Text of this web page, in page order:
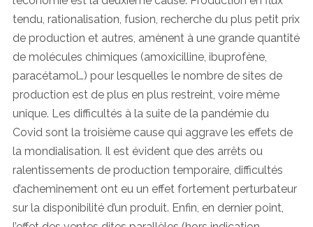
tendu, rationalisation, fusion, recherche du plus petit prix
de production et autres, amènent à une grande quantité
de molécules chimiques (amoxicilline, ibuprofène,
paracétamol…) pour lesquelles le nombre de sites de
production est de plus en plus restreint, voire même
unique. Les difficultés à la suite de la pandémie du
Covid sont la troisième cause qui aggrave les effets de
la mondialisation. Il est évident que des arrêts ou
ralentissements de production temporaire, difficultés
d’acheminement ont eu un effet fortement perturbateur
sur la disponibilité d’un produit. Enfin, en dernier point,